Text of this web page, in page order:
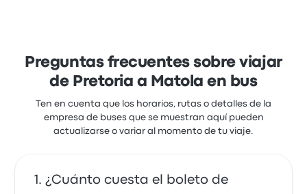
quieres ir por un precio justo.
Preguntas frecuentes sobre viajar
de Pretoria a Matola en bus
Ten en cuenta que los horarios, rutas o detalles de la
empresa de buses que se muestran aquí pueden
actualizarse o variar al momento de tu viaje.
¿Cuánto cuesta el boleto de